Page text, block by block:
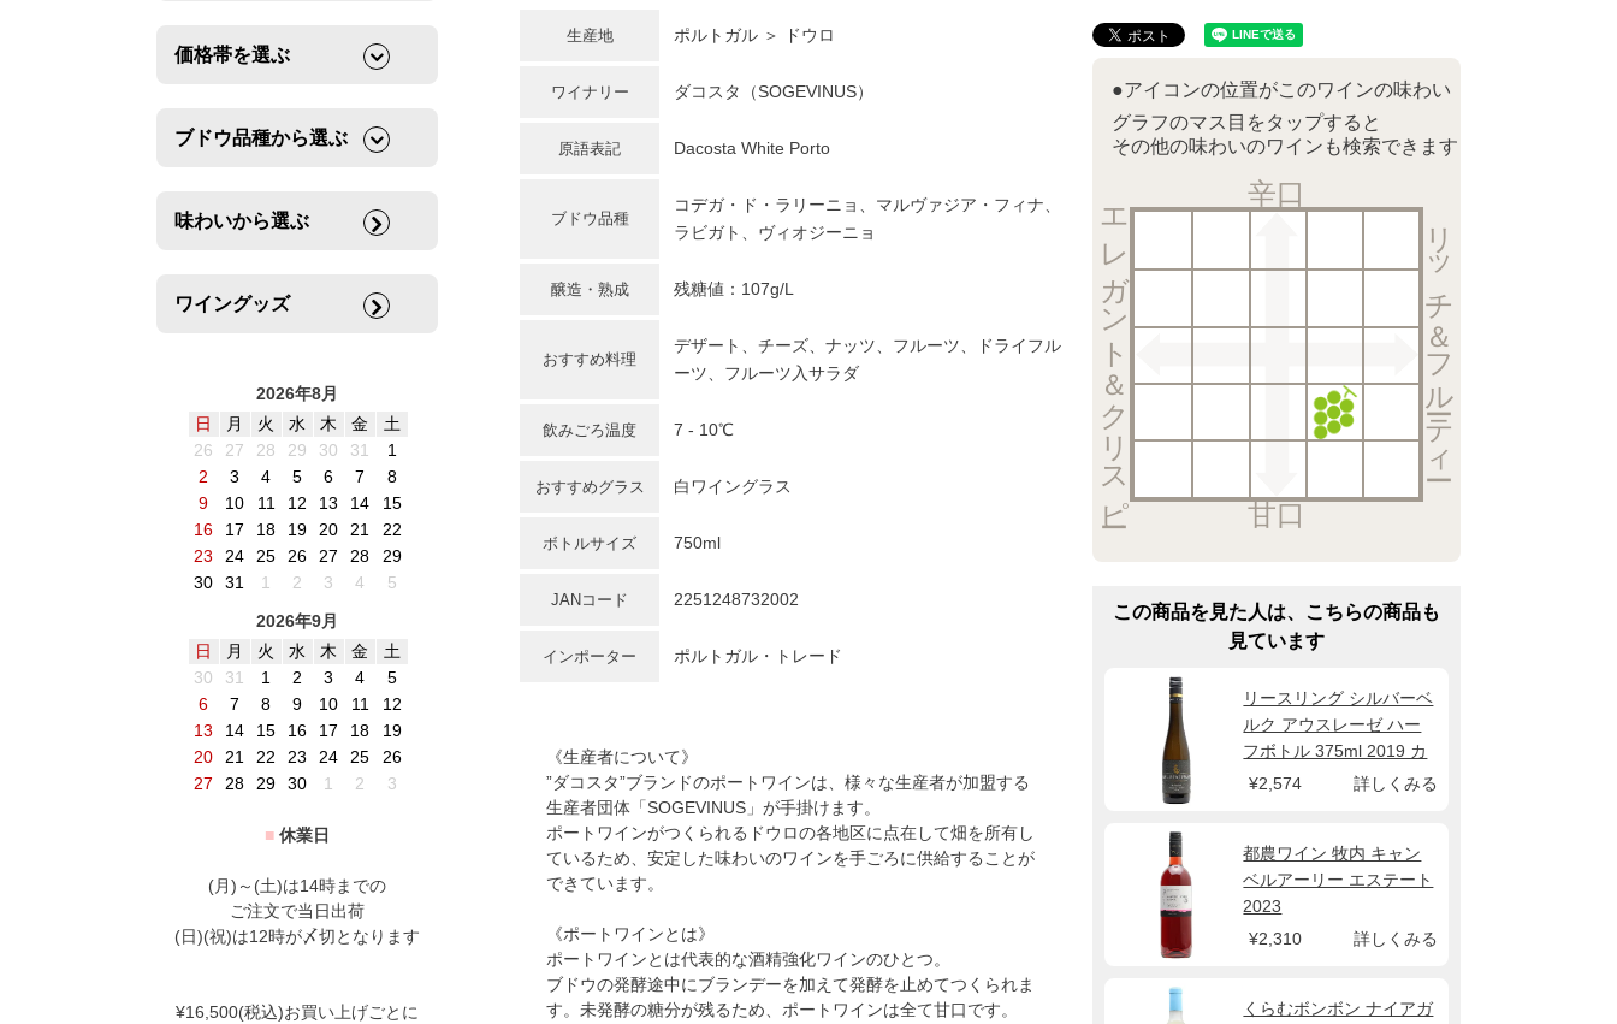
価格帯を選ぶ
ブドウ品種から選ぶ
味わいから選ぶ
ワイングッズ
2026年8月
日
月 火 水 木 金
土
26
27 28 29 30 31
1
2
3 4 5 6 7
8
9
10 11 12 13 14
15
16
17 18 19 20 21
22
23
24 25 26 27 28
29
30
31 1 2 3 4
5
2026年9月
日
月 火 水 木 金
土
30
31 1 2 3 4
5
6
7 8 9 10 11
12
13
14 15 16 17 18
19
20
21 22 23 24 25
26
27
28 29 30 1 2 3
■ 休業日
(月)～(土)は14時までの
ご注文で当日出荷
(日)(祝)は12時が〆切となります
¥16,500(税込)お買い上げごとに
生産地 ポルトガル ＞ ドウロ
ワイナリー ダコスタ（SOGEVINUS）
原語表記 Dacosta White Porto
ブドウ品種
コデガ・ド・ラリーニョ、マルヴァジア・フィナ、
ラビガト、ヴィオジーニョ
醸造・熟成 残糖値：107g/L
おすすめ料理
デザート、チーズ、ナッツ、フルーツ、ドライフル
ーツ、フルーツ入サラダ
飲みごろ温度 7 - 10℃
おすすめグラス 白ワイングラス
ボトルサイズ 750ml
JANコード 2251248732002
インポーター ポルトガル・トレード
《生産者について》
”ダコスタ”ブランドのポートワインは、様々な生産者が加盟する
生産者団体「SOGEVINUS」が手掛けます。
ポートワインがつくられるドウロの各地区に点在して畑を所有し
ているため、安定した味わいのワインを手ごろに供給することが
できています。
《ポートワインとは》
ポートワインとは代表的な酒精強化ワインのひとつ。
ブドウの発酵途中にブランデーを加えて発酵を止めてつくられま
す。未発酵の糖分が残るため、ポートワインは全て甘口です。
●アイコンの位置がこのワインの味わい
グラフのマス目をタップすると
その他の味わいのワインも検索できます
辛口
リッチ＆フルーティー
甘口
エレガント＆クリスピー
この商品を見た人は、こちらの商品も
見ています
リースリング シルバーベ
ルク アウスレーゼ ハー
フボトル 375ml 2019 カ
ール ファフマン
¥2,574 詳しくみる
都農ワイン 牧内 キャン
ベルアーリー エステート
2023
¥2,310
詳しくみる
くらむボンボン ナイアガ